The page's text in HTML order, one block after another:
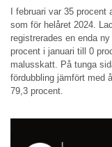
I februari var 35 procent
som för helåret 2024.
registrerades en enda
procent i januari till 0
malusskatt. På tunga
fördubbling jämfört med
79,3 procent.